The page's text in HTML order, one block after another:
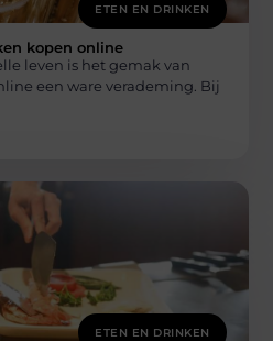
ETEN EN DRINKEN
kopen online
leven is het gemak van
een ware verademing. Bij
ETEN EN DRINKEN